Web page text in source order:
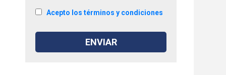
Acepto los términos y condiciones